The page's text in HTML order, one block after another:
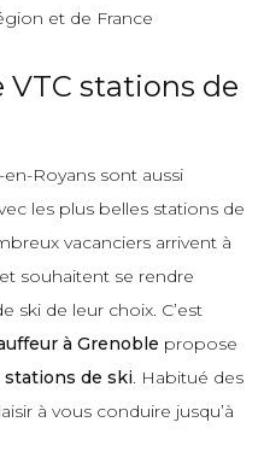
et de France
VTC stations de
Royans sont aussi
les plus belles stations de
vacanciers arrivent à
souhaitent se rendre
ski de leur choix. C’est
à Grenoble propose
stations de ski. Habitué des
à vous conduire jusqu’à